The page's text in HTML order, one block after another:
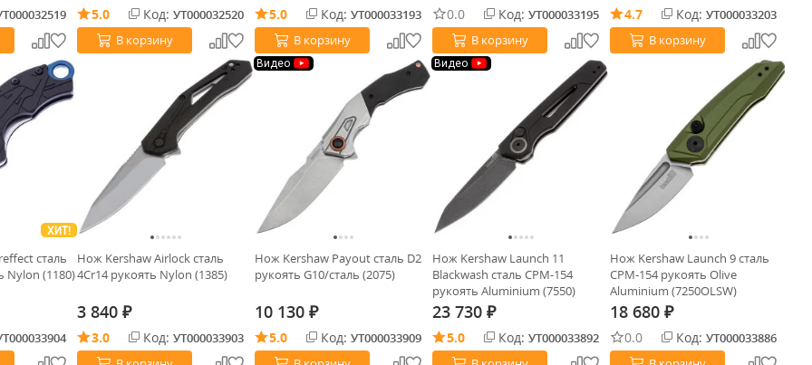
5.0 Код: УТ000032520
В корзину
5.0 Код: УТ000033193
В корзину
0.0 Код: УТ000033195
В корзину
4.7 Код: УТ000033203
В корзину
ХИТ!
сталь
Nylon (1180)
Нож Kershaw Airlock сталь
4Cr14 рукоять Nylon (1385)
3 840 ₽
3.0 Код: УТ000033903
Видео
Нож Kershaw Payout сталь D2
рукоять G10/сталь (2075)
10 130 ₽
5.0 Код: УТ000033909
Видео
Нож Kershaw Launch 11
Blackwash сталь CPM-154
рукоять Aluminium (7550)
23 730 ₽
5.0 Код: УТ000033892
Нож Kershaw Launch 9 сталь
CPM-154 рукоять Olive
Aluminium (7250OLSW)
18 680 ₽
0.0 Код: УТ000033886